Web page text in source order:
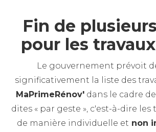
Fin de
pour les
Le gouvernement prévoit
significativement la liste des
MaPrimeRénov'dans le cadre
dites « par geste », c'est-à-dire les
de manière individuelle et non